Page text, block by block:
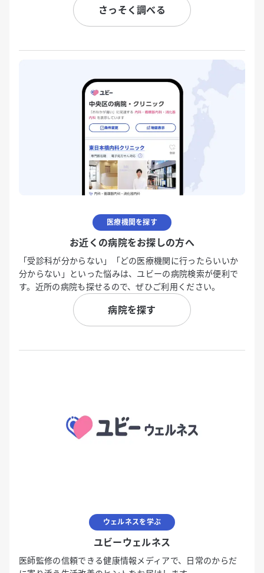
さっそく調べる
医療機関を探す
お近くの病院をお探しの方へ
「受診科が分からない」「どの医療機関に行ったらいいか
分からない」といった悩みは、ユビーの病院検索が便利で
す。近所の病院も探せるので、ぜひご利用ください。
病院を探す
ウェルネスを学ぶ
ユビーウェルネス
医師監修の信頼できる健康情報メディアで、日常のからだ